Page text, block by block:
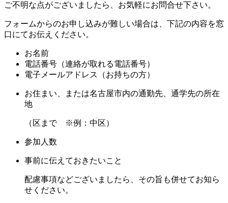
ご不明な点がございましたら、お気軽にお問合せ下さい。
フォームからのお申し込みが難しい場合は、下記の内容を窓
口にてお伝えください。
お名前
電話番号（連絡が取れる電話番号）
電子メールアドレス（お持ちの方）
お住まい、または名古屋市内の通勤先、通学先の所在
地
（区まで ※例：中区）
参加人数
事前に伝えておきたいこと
配慮事項などございましたら、その旨も併せてお知ら
せください。